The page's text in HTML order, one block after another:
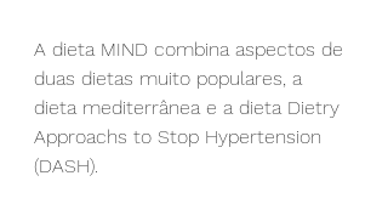
A dieta MIND combina aspectos de
duas dietas muito populares, a
dieta mediterrânea e a dieta Dietry
Approachs to Stop Hypertension
(DASH).